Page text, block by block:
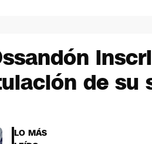
de su
LO MÁS